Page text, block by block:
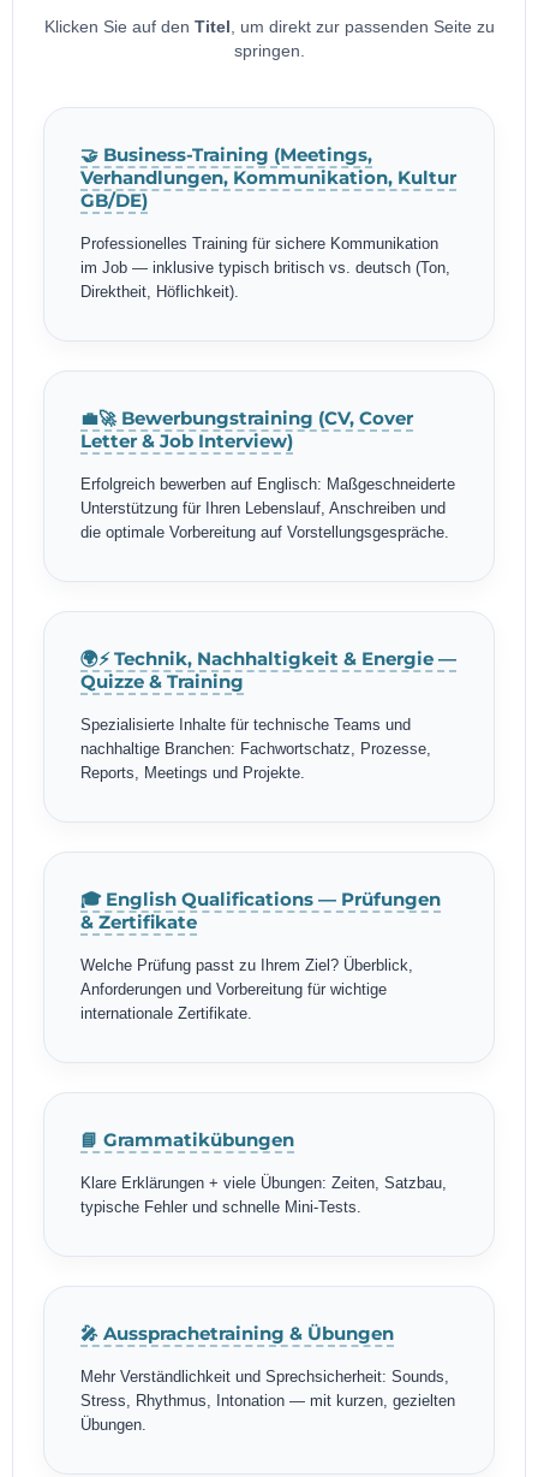
Klicken Sie auf den Titel , um direkt zur passenden Seite zu
springen.
🤝 Business-Training (Meetings,
Verhandlungen, Kommunikation, Kultur
GB/DE)
Professionelles Training für sichere Kommunikation
im Job — inklusive typisch britisch vs. deutsch (Ton,
Direktheit, Höflichkeit).
💼🚀 Bewerbungstraining (CV, Cover
Letter & Job Interview)
Erfolgreich bewerben auf Englisch: Maßgeschneiderte
Unterstützung für Ihren Lebenslauf, Anschreiben und
die optimale Vorbereitung auf Vorstellungsgespräche.
🌍⚡ Technik, Nachhaltigkeit & Energie —
Quizze & Training
Spezialisierte Inhalte für technische Teams und
nachhaltige Branchen: Fachwortschatz, Prozesse,
Reports, Meetings und Projekte.
🎓 English Qualifications — Prüfungen
& Zertifikate
Welche Prüfung passt zu Ihrem Ziel? Überblick,
Anforderungen und Vorbereitung für wichtige
internationale Zertifikate.
📘 Grammatikübungen
Klare Erklärungen + viele Übungen: Zeiten, Satzbau,
typische Fehler und schnelle Mini-Tests.
🎤 Aussprachetraining & Übungen
Mehr Verständlichkeit und Sprechsicherheit: Sounds,
Stress, Rhythmus, Intonation — mit kurzen, gezielten
Übungen.